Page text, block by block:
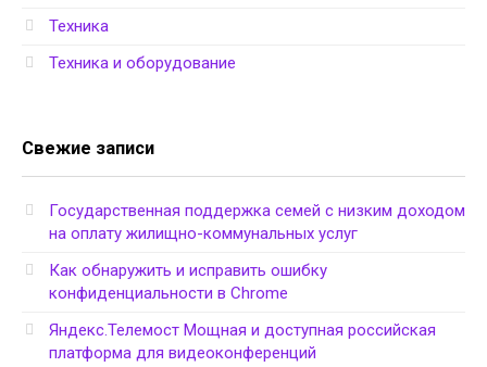
Техника
Техника и оборудование
Свежие записи
Государственная поддержка семей с низким доходом
на оплату жилищно-коммунальных услуг
Как обнаружить и исправить ошибку
конфиденциальности в Chrome
Яндекс.Телемост Мощная и доступная российская
платформа для видеоконференций